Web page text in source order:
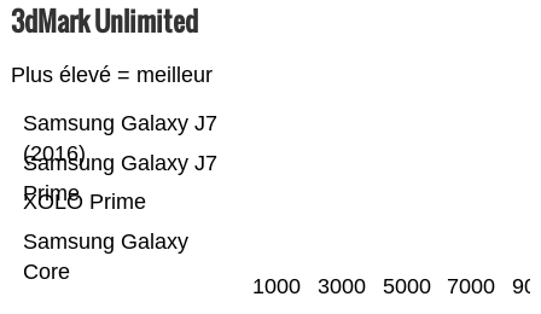
3dMark Unlimited
Plus élevé = meilleur
Samsung Galaxy
Core
XOLO Prime
Samsung Galaxy J7
Prime
Samsung Galaxy J7
(2016)
1000 3000 5000 7000